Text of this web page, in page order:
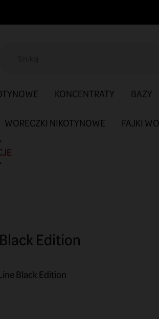
KONCENTRATY BAZY
WORECZKI NIKOTYNOWE FAJKI
Edition
Black Edition